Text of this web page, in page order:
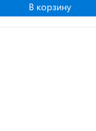
В корзину